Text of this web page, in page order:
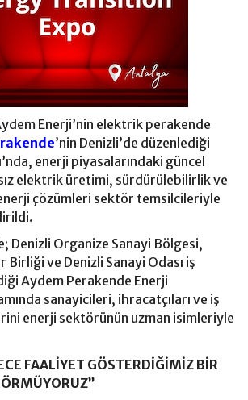
Enerji’nin elektrik perakende
’nin Denizli’de düzenlediği
enerji piyasalarındaki güncel
elektrik üretimi, sürdürülebilirlik ve
çözümleri sektör temsilcileriyle
Denizli Organize Sanayi Bölgesi,
Birliği ve Denizli Sanayi Odası iş
Aydem Perakende Enerji
sanayicileri, ihracatçıları ve iş
enerji sektörünün uzman isimleriyle
FAALİYET GÖSTERDİĞİMİZ BİR